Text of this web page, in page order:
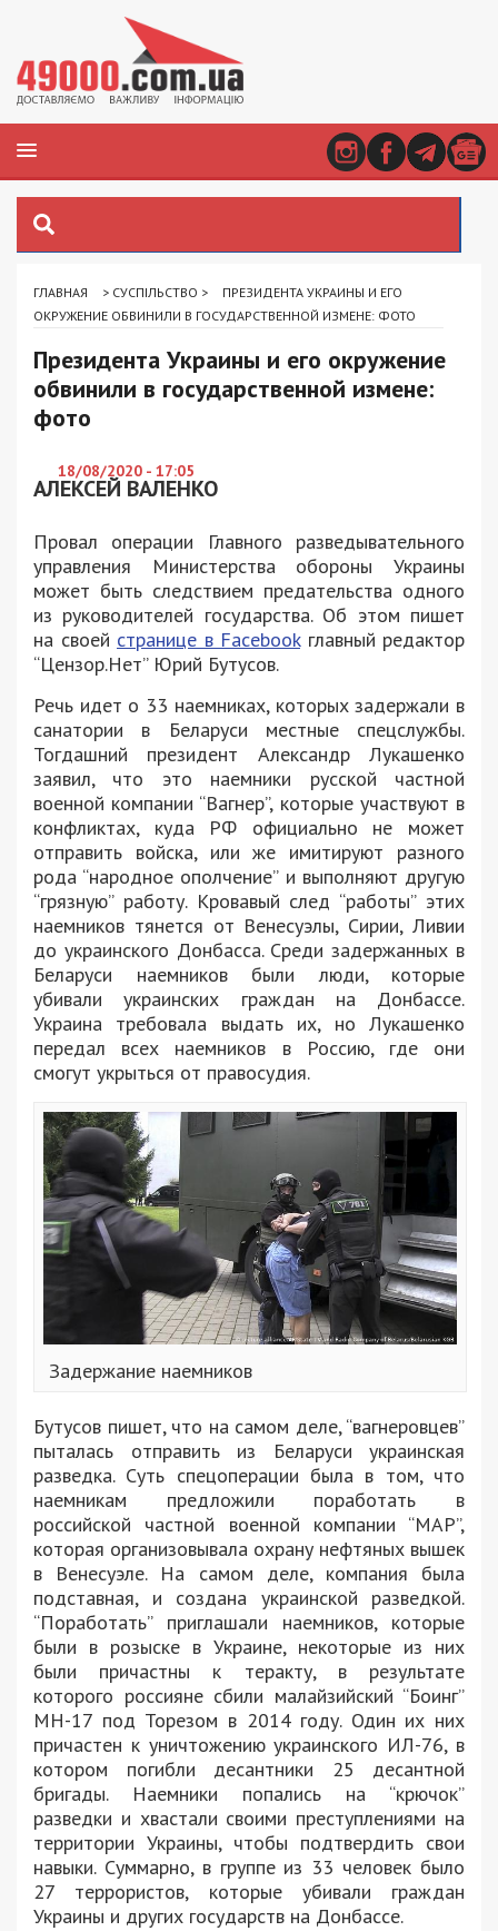
ГЛАВНАЯ > СУСПІЛЬСТВО >
ПРЕЗИДЕНТА УКРАИНЫ И ЕГО
ОКРУЖЕНИЕ ОБВИНИЛИ В ГОСУДАРСТВЕННОЙ ИЗМЕНЕ: ФОТО
Президента Украины и его окружение
обвинили в государственной измене:
фото
18/08/2020 - 17:05
АЛЕКСЕЙ ВАЛЕНКО
Провал операции Главного разведывательного
управления Министерства обороны Украины
может быть следствием предательства одного
из руководителей государства. Об этом пишет
на своей странице в Facebookглавный редактор
“Цензор.Нет” Юрий Бутусов.
Речь идет о 33 наемниках, которых задержали в
санатории в Беларуси местные спецслужбы.
Тогдашний президент Александр Лукашенко
заявил, что это наемники русской частной
военной компании “Вагнер”, которые участвуют в
конфликтах, куда РФ официально не может
отправить войска, или же имитируют разного
рода “народное ополчение” и выполняют другую
“грязную” работу. Кровавый след “работы” этих
наемников тянется от Венесуэлы, Сирии, Ливии
до украинского Донбасса. Среди задержанных в
Беларуси наемников были люди, которые
убивали украинских граждан на Донбассе.
Украина требовала выдать их, но Лукашенко
передал всех наемников в Россию, где они
смогут укрыться от правосудия.
Задержание наемников
Бутусов пишет, что на самом деле, “вагнеровцев”
пыталась отправить из Беларуси украинская
разведка. Суть спецоперации была в том, что
наемникам предложили поработать в
российской частной военной компании “МАР”,
которая организовывала охрану нефтяных вышек
в Венесуэле. На самом деле, компания была
подставная, и создана украинской разведкой.
“Поработать” приглашали наемников, которые
были в розыске в Украине, некоторые из них
были причастны к теракту, в результате
которого россияне сбили малайзийский “Боинг”
МН-17 под Торезом в 2014 году. Один их них
причастен к уничтожению украинского ИЛ-76, в
котором погибли десантники 25 десантной
бригады. Наемники попались на “крючок”
разведки и хвастали своими преступлениями на
территории Украины, чтобы подтвердить свои
навыки. Суммарно, в группе из 33 человек было
27 террористов, которые убивали граждан
Украины и других государств на Донбассе.